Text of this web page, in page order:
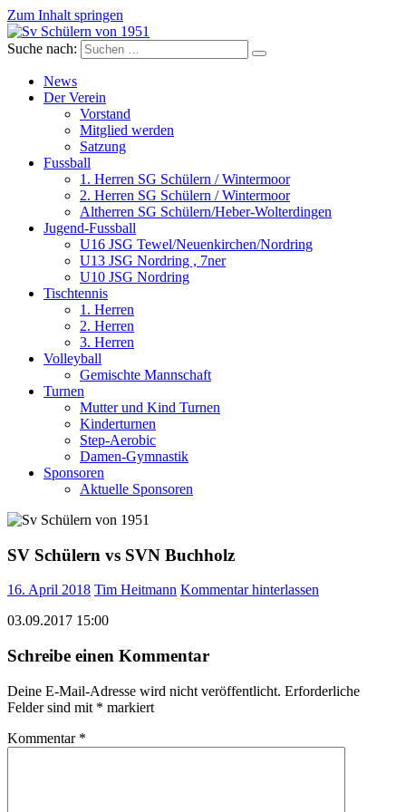
Zum Inhalt springen
Sv Schülern von 1951
Dorffussball in Schneverdingen
Suche nach:
News
Der Verein
Vorstand
Mitglied werden
Satzung
Fussball
1. Herren SG Schülern / Wintermoor
2. Herren SG Schülern / Wintermoor
Altherren SG Schülern/Heber-Wolterdingen
Jugend-Fussball
U16 JSG Tewel/Neuenkirchen/Nordring
U13 JSG Nordring , 7ner
U10 JSG Nordring
Tischtennis
1. Herren
2. Herren
3. Herren
Volleyball
Gemischte Mannschaft
Turnen
Mutter und Kind Turnen
Kinderturnen
Step-Aerobic
Damen-Gymnastik
Sponsoren
Aktuelle Sponsoren
SV Schülern vs SVN Buchholz
16. April 2018 Tim Heitmann Kommentar hinterlassen
03.09.2017 15:00
Schreibe einen Kommentar
Deine E-Mail-Adresse wird nicht veröffentlicht. Erforderliche
Felder sind mit * markiert
Kommentar *